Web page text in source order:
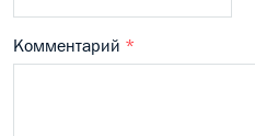
Комментарий *